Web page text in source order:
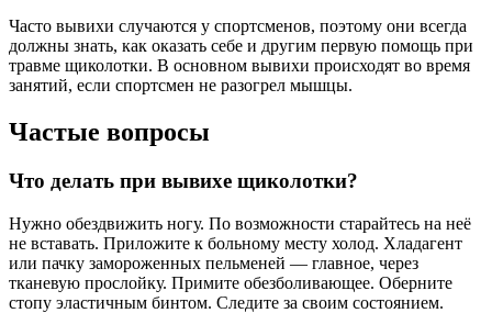
Часто вывихи случаются у спортсменов, поэтому они всегда
должны знать, как оказать себе и другим первую помощь при
травме щиколотки. В основном вывихи происходят во время
занятий, если спортсмен не разогрел мышцы.
Частые вопросы
Что делать при вывихе щиколотки?
Нужно обездвижить ногу. По возможности старайтесь на неё
не вставать. Приложите к больному месту холод. Хладагент
или пачку замороженных пельменей — главное, через
тканевую прослойку. Примите обезболивающее. Оберните
стопу эластичным бинтом. Следите за своим состоянием.